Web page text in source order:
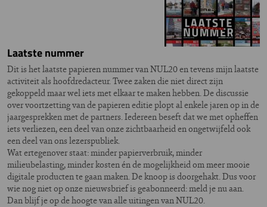
Laatste nummer
Dit is het laatste papieren nummer van NUL20 en tevens mijn laatste
activiteit als hoofdredacteur. Twee zaken die niet direct zijn
gekoppeld maar wel iets met elkaar te maken hebben. De discussie
over voortzetting van de papieren editie plopt al enkele jaren op in de
jaargesprekken met de partners. Iedereen beseft dat we met opheffen
iets verliezen, een deel van onze zichtbaarheid en ongetwijfeld ook
een deel van ons lezerspubliek.
Wat ertegenover staat: minder papierverbruik, minder
milieubelasting, minder kosten én de mogelijkheid om meer mooie
digitale producten te gaan maken. De knoop is doorgehakt. Dus voor
wie nog niet op onze nieuwsbrief is geabonneerd: meld je nu aan.
Dan blijf je op de hoogte van alle uitingen van NUL20.